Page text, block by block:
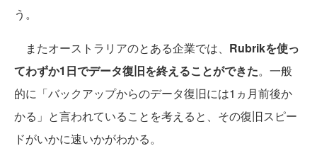
う。
またオーストラリアのとある企業では、 Rubrikを使っ
てわずか1日でデータ復旧を終えることができた。一般
的に「バックアップからのデータ復旧には1ヵ月前後か
かる」と言われていることを考えると、その復旧スピー
ドがいかに速いかがわかる。